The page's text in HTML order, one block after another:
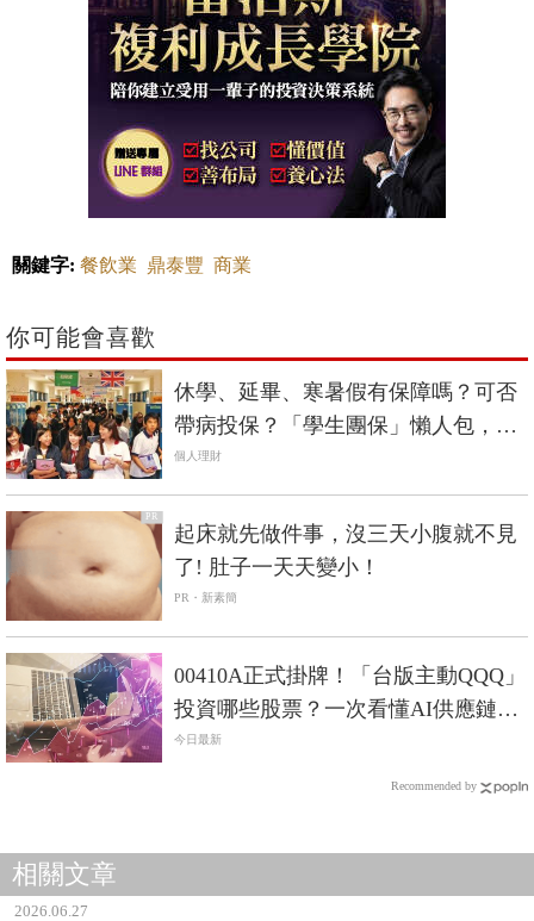
關鍵字: 餐飲業 鼎泰豐 商業
你可能會喜歡
休學、延畢、寒暑假有保障嗎？可否
帶病投保？「學生團保」懶人包，一
次搞懂
個人理財
PR
起床就先做件事，沒三天小腹就不見
了! 肚子一天天變小！
PR・新素簡
00410A正式掛牌！「台版主動QQQ」
投資哪些股票？一次看懂AI供應鏈布
局
今日最新
Recommended by
相關文章
2026.06.27